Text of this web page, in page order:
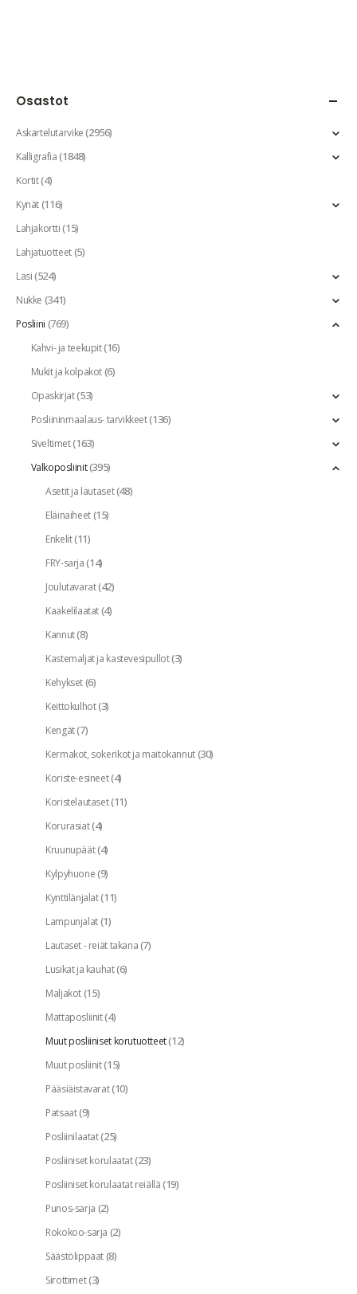
Osastot
Askartelutarvike(2956)
Kalligrafia(1848)
Kortit(4)
Kynät(116)
Lahjakortti(15)
Lahjatuotteet(5)
Lasi(524)
Nukke (341)
Posliini (769)
Kahvi- ja teekupit(16)
Mukit ja kolpakot(6)
Opaskirjat(53)
Posliininmaalaus- tarvikkeet(136)
Siveltimet(163)
Valkoposliinit(395)
Asetit ja lautaset(48)
Eläinaiheet(15)
Enkelit(11)
FRY-sarja(14)
Joulutavarat(42)
Kaakelilaatat(4)
Kannut(8)
Kastemaljat ja kastevesipullot(3)
Kehykset(6)
Keittokulhot(3)
Kengät(7)
Kermakot, sokerikot ja maitokannut(30)
Koriste-esineet(4)
Koristelautaset(11)
Korurasiat(4)
Kruunupäät(4)
Kylpyhuone(9)
Kynttilänjalat(11)
Lampunjalat(1)
Lautaset - reiät takana(7)
Lusikat ja kauhat(6)
Maljakot(15)
Mattaposliinit(4)
Muut posliiniset korutuotteet(12)
Muut posliinit(15)
Pääsiäistavarat(10)
Patsaat(9)
Posliinilaatat(25)
Posliiniset korulaatat(23)
Posliiniset korulaatat reiällä(19)
Punos-sarja (2)
Rokokoo-sarja (2)
Säästölippaat(8)
Sirottimet(3)